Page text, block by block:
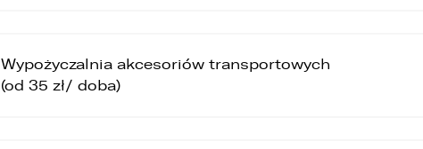
Wypożyczalnia akcesoriów transportowych
(od 35 zł/ doba)